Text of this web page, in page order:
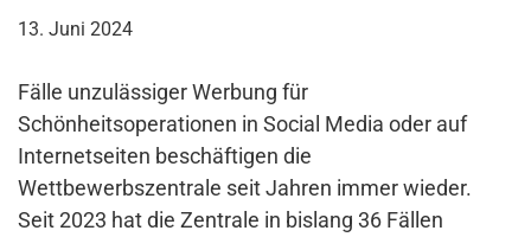
13. Juni 2024
Fälle unzulässiger Werbung für
Schönheitsoperationen in Social Media oder auf
Internetseiten beschäftigen die
Wettbewerbszentrale seit Jahren immer wieder.
Seit 2023 hat die Zentrale in bislang 36 Fällen